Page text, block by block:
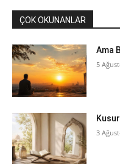
ÇOK OKUNANLAR
Ama
5
3